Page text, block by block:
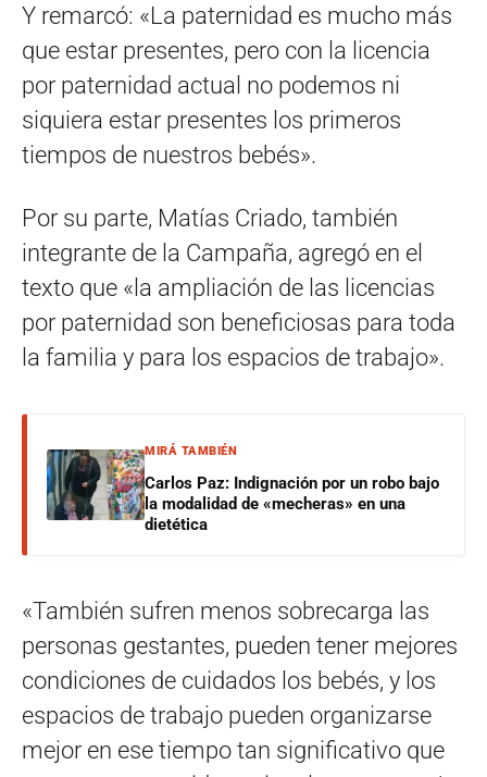
Y remarcó: «La paternidad es mucho más
que estar presentes, pero con la licencia
por paternidad actual no podemos ni
siquiera estar presentes los primeros
tiempos de nuestros bebés».
Por su parte, Matías Criado, también
integrante de la Campaña, agregó en el
texto que «la ampliación de las licencias
por paternidad son beneficiosas para toda
la familia y para los espacios de trabajo».
MIRÁ TAMBIÉN
Carlos Paz: Indignación por un robo bajo
la modalidad de «mecheras» en una
dietética
«También sufren menos sobrecarga las
personas gestantes, pueden tener mejores
condiciones de cuidados los bebés, y los
espacios de trabajo pueden organizarse
mejor en ese tiempo tan significativo que